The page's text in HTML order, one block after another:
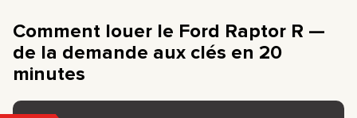
Comment louer le Ford Raptor R —
de la demande aux clés en 20
minutes